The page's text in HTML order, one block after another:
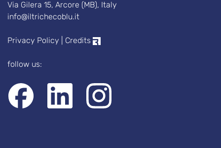
Via Gilera 15, Arcore (MB), Italy
info@iltrichecoblu.it
Privacy Policy Credits
follow us: